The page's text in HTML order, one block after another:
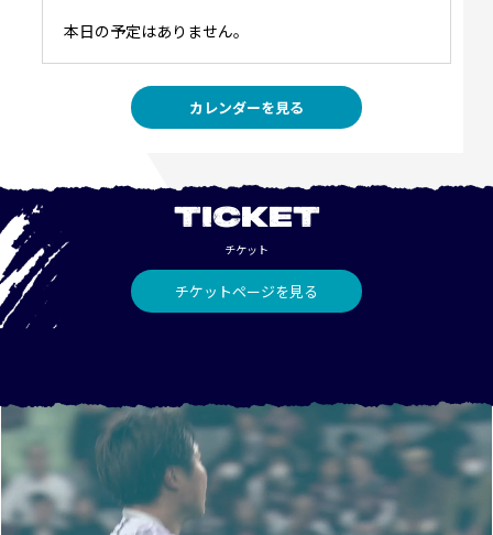
本日の予定はありません。
カレンダーを見る
TICKET
チケット
チケットページを見る